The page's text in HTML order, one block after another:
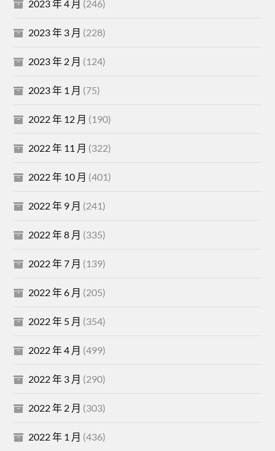
2023 年 4 月 (246)
2023 年 3 月 (228)
2023 年 2 月 (124)
2023 年 1 月 (75)
2022 年 12 月 (190)
2022 年 11 月 (322)
2022 年 10 月 (401)
2022 年 9 月 (241)
2022 年 8 月 (335)
2022 年 7 月 (139)
2022 年 6 月 (205)
2022 年 5 月 (354)
2022 年 4 月 (499)
2022 年 3 月 (290)
2022 年 2 月 (303)
2022 年 1 月 (436)